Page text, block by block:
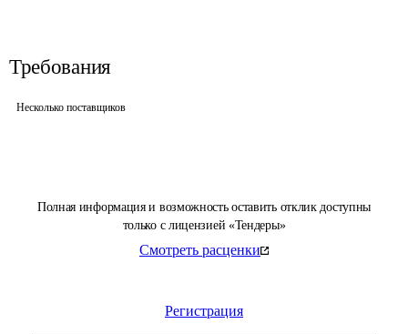
Полная информация и возможность оставить отклик доступны
только с лицензией «Тендеры»
Смотреть расценки
Регистрация
Требования
Несколько поставщиков